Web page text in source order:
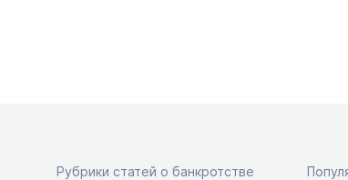
Рубрики статей о банкротстве